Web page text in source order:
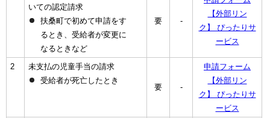
いての認定請求
扶桑町で初めて申請をす
るとき、受給者が変更に
なるときなど
要 -
【外部リン
ク】 ぴったりサ
ービス
2
未支払の児童手当の請求
受給者が死亡したとき
要 -
申請フォーム
【外部リン
ク】 ぴったりサ
ービス